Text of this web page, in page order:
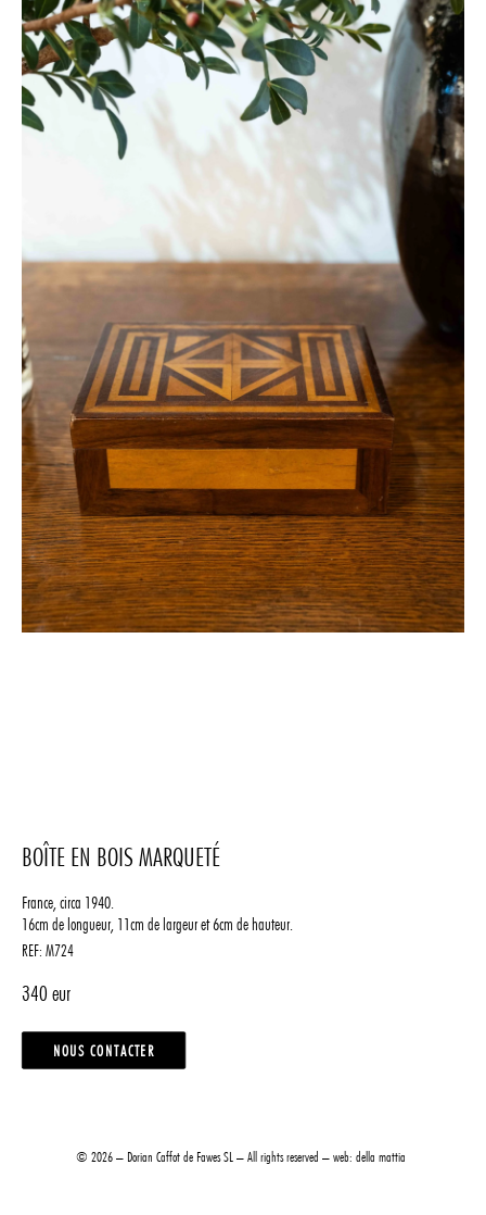
BOÎTE EN BOIS MARQUETÉ
France, circa 1940.
16cm de longueur, 11cm de largeur et 6cm de hauteur.
REF: M724
340
NOUS CONTACTER
© 2026 – Dorian Caffot de Fawes SL – All rights reserved – web: della mattia